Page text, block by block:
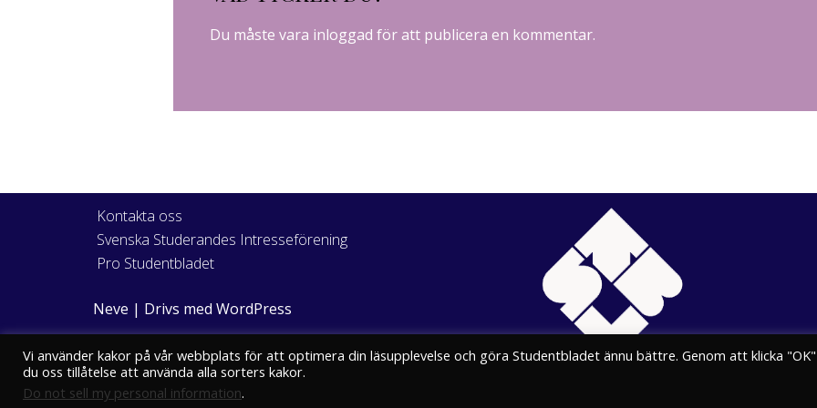
Du måste vara inloggad för att publicera en kommentar.
Kontakta oss
Svenska Studerandes Intresseförening
Pro Studentbladet
Neve | Drivs med WordPress
Vi använder kakor på vår webbplats för att optimera din läsupplevelse och göra Studentbladet ännu bättre. Genom att klicka
du oss tillåtelse att använda alla sorters kakor.
Do not sell my personal information.